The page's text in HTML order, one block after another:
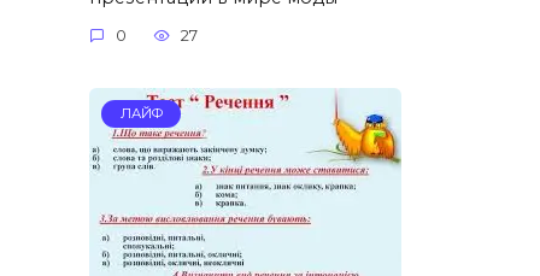
0 27
ЛАЙФ